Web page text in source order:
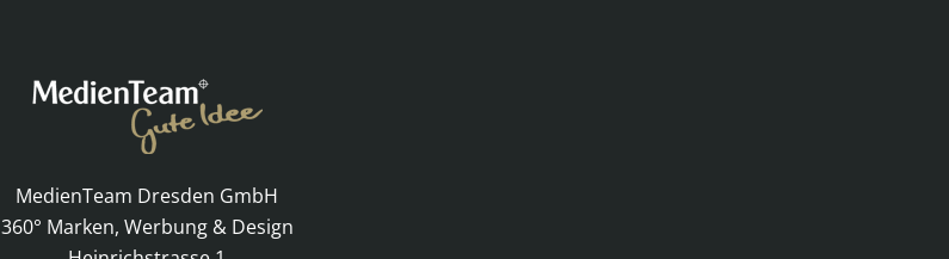
MedienTeam Dresden GmbH
360° Marken, Werbung & Design